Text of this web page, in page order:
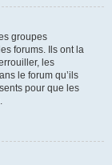
groupes
forums. Ils ont la
les
le forum qu’ils
pour que les